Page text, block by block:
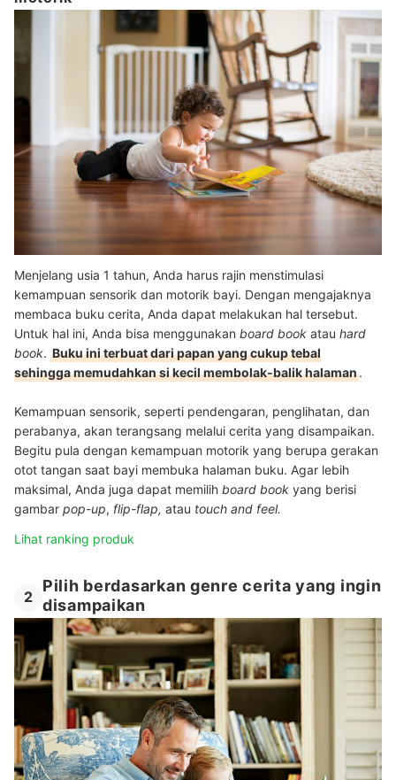
Menjelang usia 1 tahun, Anda harus rajin menstimulasi
kemampuan sensorik dan motorik bayi. Dengan mengajaknya
membaca buku cerita, Anda dapat melakukan hal tersebut.
Untuk hal ini, Anda bisa menggunakan board book atau hard
book. Buku ini terbuat dari papan yang cukup tebal
sehingga memudahkan si kecil membolak-balik halaman.
Kemampuan sensorik, seperti pendengaran, penglihatan, dan
perabanya, akan terangsang melalui cerita yang disampaikan.
Begitu pula dengan kemampuan motorik yang berupa gerakan
otot tangan saat bayi membuka halaman buku. Agar lebih
maksimal, Anda juga dapat memilih board book yang berisi
gambar pop-up, flip-flap, atau touch and feel.
Lihat ranking produk
2
Pilih berdasarkan genre cerita yang ingin
disampaikan